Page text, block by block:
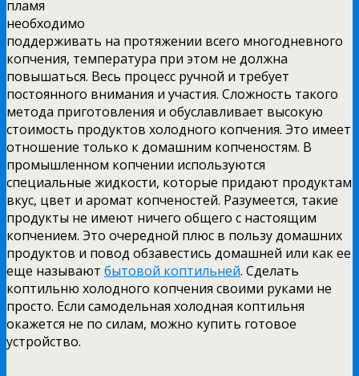
пламя
необходимо
поддерживать на протяжении всего многодневного
копчения, температура при этом не должна
повышаться. Весь процесс ручной и требует
постоянного внимания и участия. Сложность такого
метода приготовления и обуславливает высокую
стоимость продуктов холодного копчения. Это имеет
отношение только к домашним копченостям. В
промышленном копчении используются
специальные жидкости, которые придают продуктам
вкус, цвет и аромат копченостей. Разумеется, такие
продукты не имеют ничего общего с настоящим
копчением. Это очередной плюс в пользу домашних
продуктов и повод обзавестись домашней или как ее
еще называют бытовой коптильней. Сделать
коптильню холодного копчения своими руками не
просто. Если самодельная холодная коптильня
окажется не по силам, можно купить готовое
устройство.